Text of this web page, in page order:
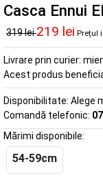
Casca Ennui
319 lei219 lei Prețul
Livrare prin curier:
Acest produs
Disponibilitate: Alege
Comandă telefonic:
Mărimi disponibile:
54-59cm